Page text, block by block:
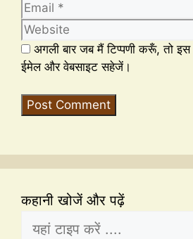
अगली बार जब मैं टिप्पणी करूँ, तो इस
ईमेल और वेबसाइट सहेजें।
कहानी खोजें और पढ़ें